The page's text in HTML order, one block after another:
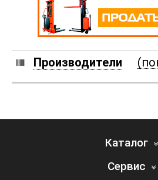
Производители
Каталог
Сервис